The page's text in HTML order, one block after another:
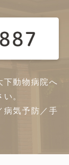
下動物病院へ
。
病気予防／手